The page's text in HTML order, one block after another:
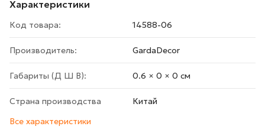
Характеристики
Код товара: 14588-06
Производитель: GardaDecor
Габариты (Д Ш В): 0.6 × 0 × 0 cм
Страна производства
Китай
Все характеристики